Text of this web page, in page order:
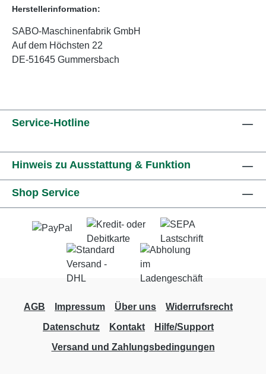
Herstellerinformation:
SABO-Maschinenfabrik GmbH
Auf dem Höchsten 22
DE-51645 Gummersbach
Service-Hotline
Hinweis zu Ausstattung & Funktion
Shop Service
AGB Impressum Über uns
Widerrufsrecht
Datenschutz
Kontakt
Hilfe/Support
Versand und Zahlungsbedingungen